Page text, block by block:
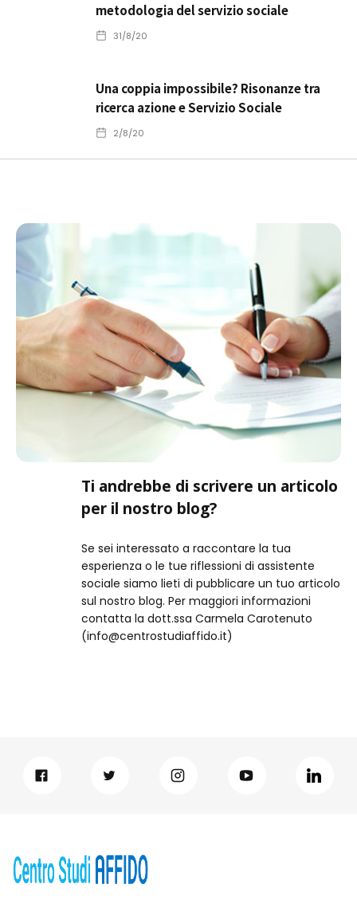
metodologia del servizio sociale
31/8/20
Una coppia impossibile? Risonanze tra
ricerca azione e Servizio Sociale
2/8/20
Ti andrebbe di scrivere un articolo
per il nostro blog?
Se sei interessato a raccontare la tua
esperienza o le tue riflessioni di assistente
sociale siamo lieti di pubblicare un tuo articolo
sul nostro blog. Per maggiori informazioni
contatta la dott.ssa Carmela Carotenuto
(info@centrostudiaffido.it)